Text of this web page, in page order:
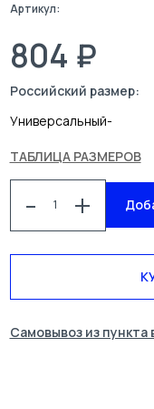
БЛОГ
ПОИСК
Артикул:
804 ₽
Российский размер:
Универсальный-
ТАБЛИЦА РАЗМЕРОВ
- +
Самовывоз из пункта